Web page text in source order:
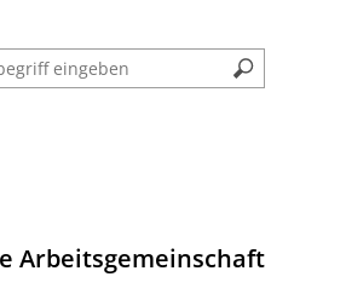
Arbeitsgemeinschaft